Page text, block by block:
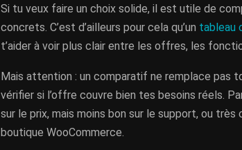
Si tu veux faire un choix solide, il est utile de
concrets. C’est d’ailleurs pour cela qu’un tableau
t’aider à voir plus clair entre les offres, les
Mais attention : un comparatif ne remplace pas
vérifier si l’offre couvre bien tes besoins réels.
sur le prix, mais moins bon sur le support, ou
boutique WooCommerce.